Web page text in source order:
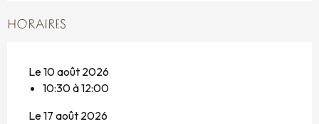
HORAIRES
Le 10 août 2026
10:30 à 12:00
Le 17 août 2026